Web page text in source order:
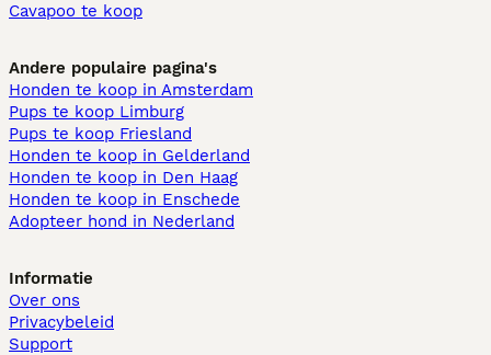
Cavapoo te koop
Andere populaire pagina's
Honden te koop in Amsterdam
Pups te koop Limburg​
Pups te koop Friesland​
Honden te koop in Gelderland
Honden te koop in Den Haag
Honden te koop in Enschede
Adopteer hond in Nederland
Informatie
Over ons
Privacybeleid
Support